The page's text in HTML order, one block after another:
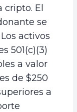
El
se
activos
501(c)(3)
a valor
de $250
a